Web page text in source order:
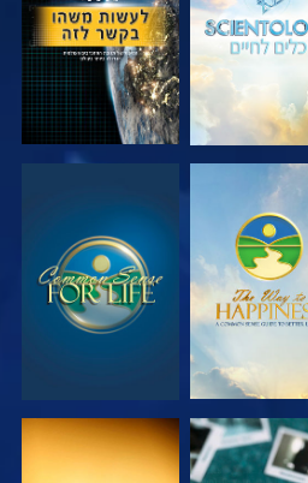
צפה צפה